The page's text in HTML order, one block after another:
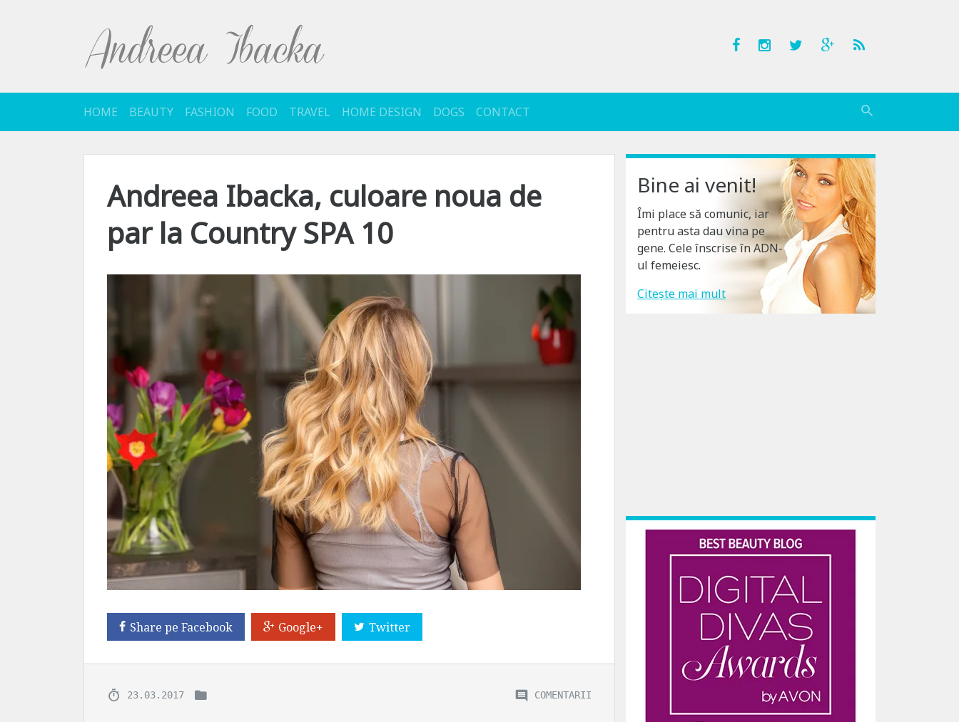
HOME BEAUTY FASHION FOOD TRAVEL HOME DESIGN DOGS CONTACT
Andreea Ibacka, culoare noua de
par la Country SPA 10
Share pe Facebook Google+ Twitter
23.03.2017 COMENTARII
Bine ai venit!
Îmi place să comunic, iar
pentru asta dau vina pe
gene. Cele înscrise în ADN-
ul femeiesc.
Citește mai mult